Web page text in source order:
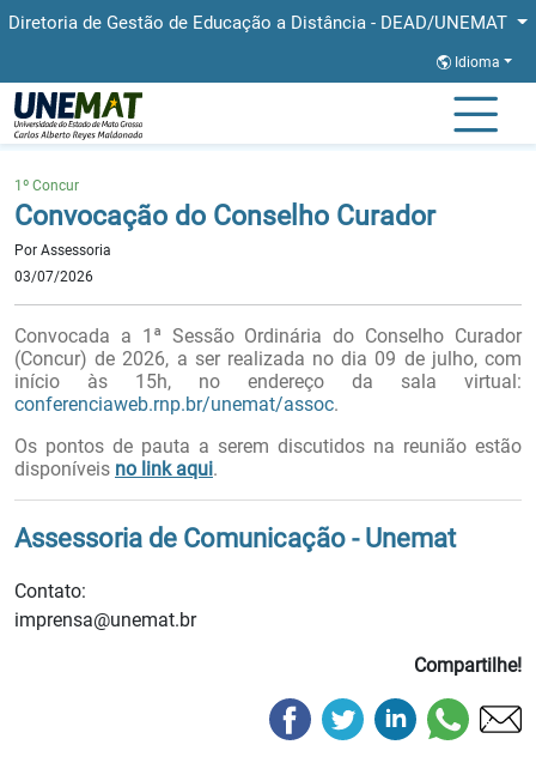
Diretoria de Gestão de Educação a Distância - DEAD/UNEMAT
Idioma
Página Inicial
1º Concur
Convocação do Conselho Curador
Por Assessoria
03/07/2026
Convocada a 1ª Sessão Ordinária do Conselho Curador
(Concur) de 2026, a ser realizada no dia 09 de julho, com
início às 15h, no endereço da sala virtual:
conferenciaweb.rnp.br/unemat/assoc.
Os pontos de pauta a serem discutidos na reunião estão
disponíveis no link aqui.
Assessoria de Comunicação - Unemat
Contato:
imprensa@unemat.br
Compartilhe!